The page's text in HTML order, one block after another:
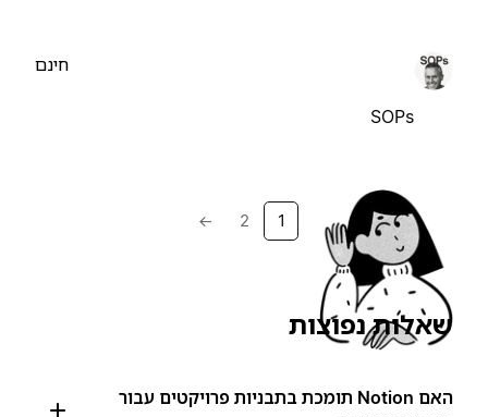
SOPs
חינם
1
2
→
שאלות נפוצות
האם Notion תומכת בתבניות פרויקטים עבור